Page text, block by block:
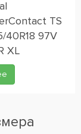
TS
40R18 97V
XL